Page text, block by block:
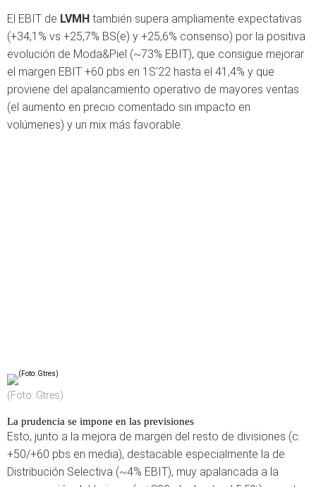
El EBIT de LVMH también supera ampliamente expectativas
(+34,1% vs +25,7% BS(e) y +25,6% consenso) por la positiva
evolución de Moda&Piel (~73% EBIT), que consigue mejorar
el margen EBIT +60 pbs en 1S'22 hasta el 41,4% y que
proviene del apalancamiento operativo de mayores ventas
(el aumento en precio comentado sin impacto en
volúmenes) y un mix más favorable.
(Foto: Gtres)
La prudencia se impone en las previsiones
Esto, junto a la mejora de margen del resto de divisiones (c.
+50/+60 pbs en media), destacable especialmente la de
Distribución Selectiva (~4% EBIT), muy apalancada a la